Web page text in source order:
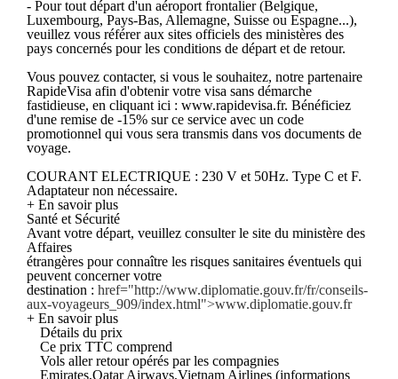
- Pour tout départ d'un aéroport frontalier (Belgique,
Luxembourg, Pays-Bas, Allemagne, Suisse ou Espagne...),
veuillez vous référer aux sites officiels des ministères des
pays concernés pour les conditions de départ et de retour.
Vous pouvez contacter, si vous le souhaitez, notre partenaire
RapideVisa afin d'obtenir votre visa sans démarche
fastidieuse, en cliquant ici : www.rapidevisa.fr. Bénéficiez
d'une remise de -15% sur ce service avec un code
promotionnel qui vous sera transmis dans vos documents de
voyage.
COURANT ELECTRIQUE : 230 V et 50Hz. Type C et F.
Adaptateur non nécessaire.
+ En savoir plus
Santé et Sécurité
Avant votre départ, veuillez consulter le site du ministère des
Affaires
étrangères pour connaître les risques sanitaires éventuels qui
peuvent concerner votre
destination : href="http://www.diplomatie.gouv.fr/fr/conseils-
aux-voyageurs_909/index.html">www.diplomatie.gouv.fr
+ En savoir plus
Détails du prix
Ce prix TTC comprend
Vols aller retour opérés par les compagnies
Emirates,Qatar Airways,Vietnam Airlines (informations